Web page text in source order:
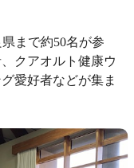
まで約50名が参
クアオルト健康ウ
愛好者などが集ま